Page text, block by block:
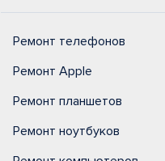
Ремонт телефонов
Ремонт Apple
Ремонт планшетов
Ремонт ноутбуков